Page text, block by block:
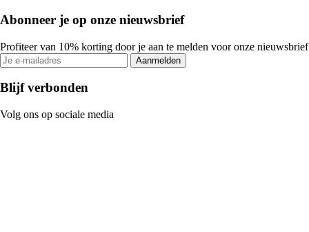
Abonneer je op onze nieuwsbrief
Profiteer van 10% korting door je aan te melden voor onze nieuwsbrief
Aanmelden
Blijf verbonden
Volg ons op sociale media